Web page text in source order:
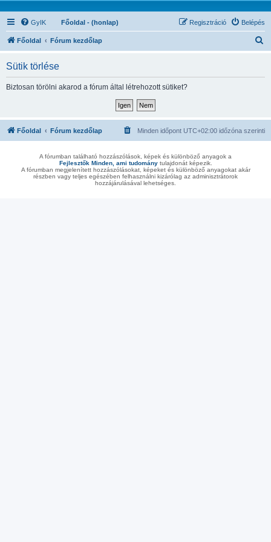
GyIK Főoldal - (honlap) Belépés
Regisztráció
Főoldal Fórum kezdőlap
s
Sütik törlése
Biztosan törölni akarod a fórum által létrehozott sütiket?
Főoldal Fórum kezdőlap Minden időpont UTC+02:00 időzóna szerinti
A fórumban található hozzászólások, képek és különböző anyagok a
Fejlesztők Minden, ami tudománytulajdonát képezik.
A fórumban megjelenített hozzászólásokat, képeket és különböző anyagokat akár
részben vagy teljes egészében felhasználni kizárólag az adminisztrátorok
hozzájárulásával lehetséges.